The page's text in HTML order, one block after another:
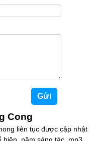
Cong
liên tục được cập nhật